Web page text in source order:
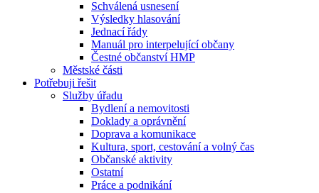
Schválená usnesení
Výsledky hlasování
Jednací řády
Manuál pro interpelující občany
Čestné občanství HMP
Městské části
Potřebuji řešit
Služby úřadu
Bydlení a nemovitosti
Doklady a oprávnění
Doprava a komunikace
Kultura, sport, cestování a volný čas
Občanské aktivity
Ostatní
Práce a podnikání